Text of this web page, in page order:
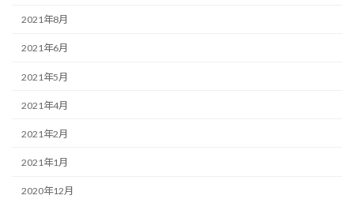
2021年8月
2021年6月
2021年5月
2021年4月
2021年2月
2021年1月
2020年12月